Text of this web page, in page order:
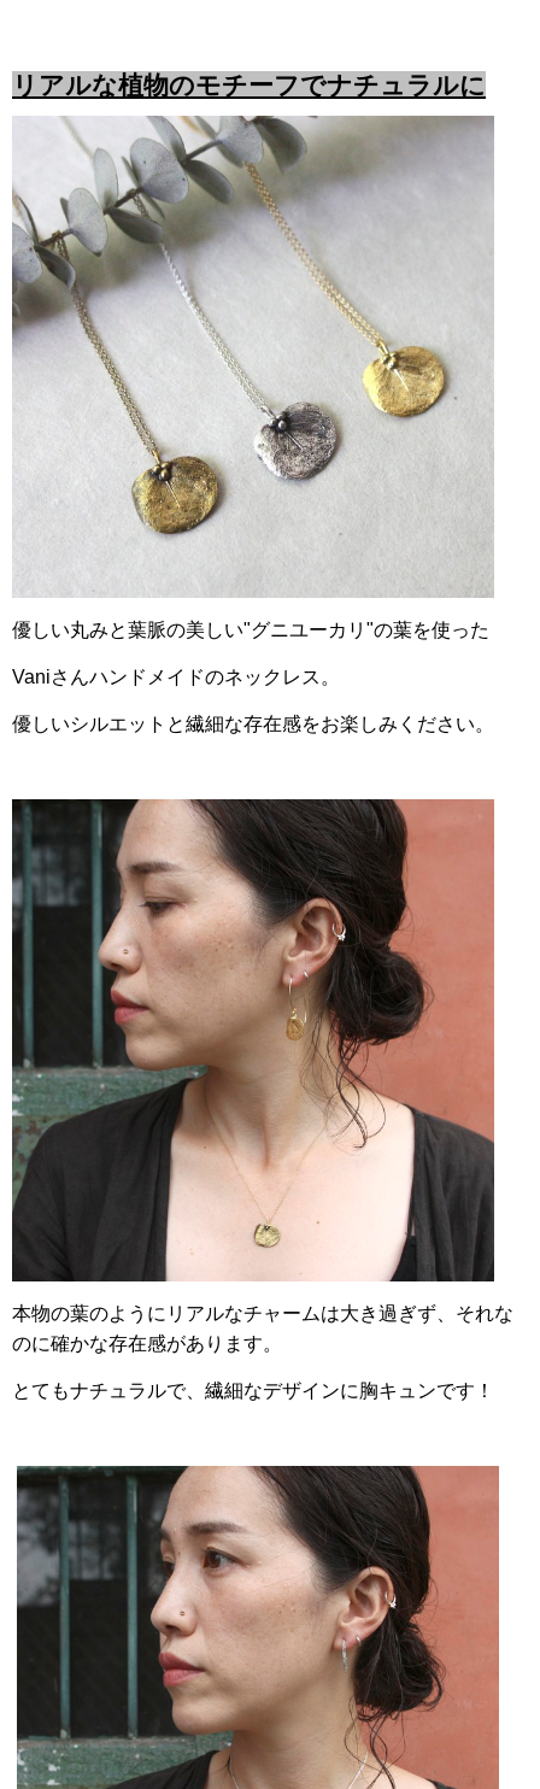
リアルな植物のモチーフでナチュラルに
優しい丸みと葉脈の美しい"グニユーカリ"の葉を使った
Vaniさんハンドメイドのネックレス。
優しいシルエットと繊細な存在感をお楽しみください。
本物の葉のようにリアルなチャームは大き過ぎず、それな
のに確かな存在感があります。
とてもナチュラルで、繊細なデザインに胸キュンです！